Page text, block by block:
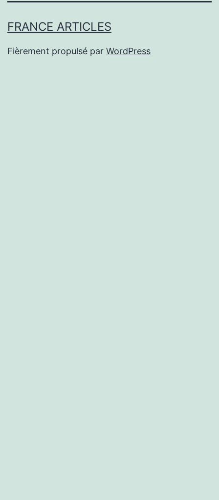
FRANCE ARTICLES
Fièrement propulsé par WordPress